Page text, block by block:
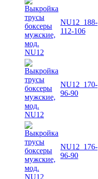
NU12_188-
112-106
NU12_170-
96-90
NU12_176-
96-90